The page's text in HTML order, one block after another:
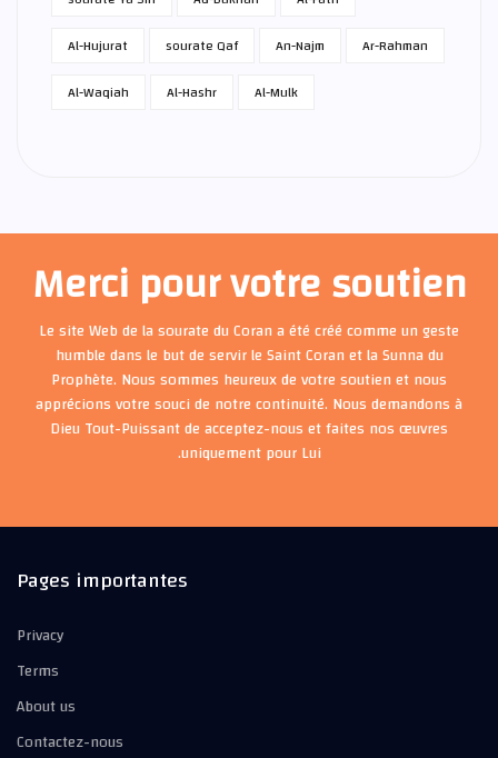
Al-Hujurat
sourate Qaf An-Najm
Ar-Rahman
Al-Waqiah
Al-Hashr Al-Mulk
Merci pour votre soutien
Le site Web de la sourate du Coran a été créé comme un geste
humble dans le but de servir le Saint Coran et la Sunna du
Prophète. Nous sommes heureux de votre soutien et nous
apprécions votre souci de notre continuité. Nous demandons à
Dieu Tout-Puissant de acceptez-nous et faites nos œuvres
uniquement pour Lui.
Pages importantes
Privacy
Terms
About us
Contactez-nous